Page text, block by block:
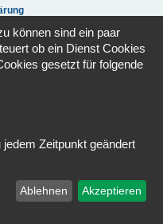
© phpBB Limited
können sind ein paar
ob ein Dienst Cookies
gesetzt für folgende
Zeitpunkt geändert
Ablehnen Akzeptieren